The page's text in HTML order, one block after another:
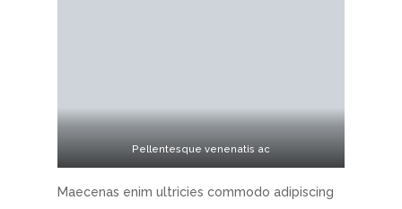
Pellentesque venenatis ac
Maecenas enim ultricies commodo adipiscing